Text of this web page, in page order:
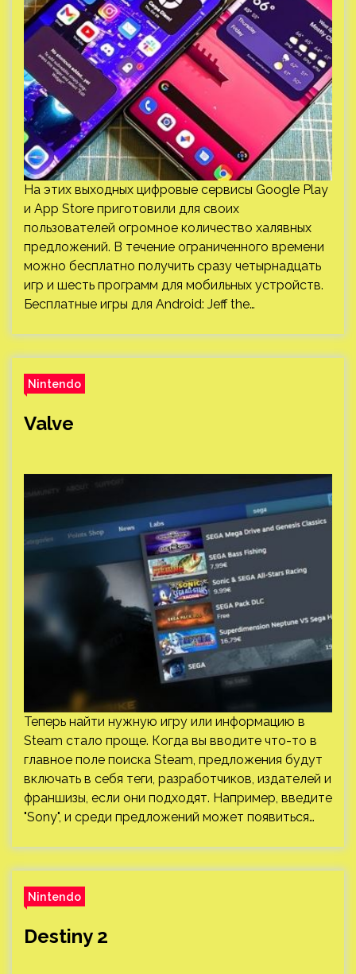
На этих выходных цифровые сервисы Google Play
и App Store приготовили для своих
пользователей огромное количество халявных
предложений. В течение ограниченного времени
можно бесплатно получить сразу четырнадцать
игр и шесть программ для мобильных устройств.
Бесплатные игры для Android: Jeff the…
Nintendo
Valve
Теперь найти нужную игру или информацию в
Steam стало проще. Когда вы вводите что-то в
главное поле поиска Steam, предложения будут
включать в себя теги, разработчиков, издателей и
франшизы, если они подходят. Например, введите
"Sony", и среди предложений может появиться…
Nintendo
Destiny 2